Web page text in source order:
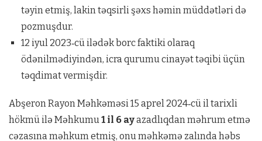
təyin etmiş, lakin təqsirli şəxs həmin müddətləri də
pozmuşdur.
12 iyul 2023‑cü ilədək borc faktiki olaraq
ödənilmədiyindən, icra qurumu cinayət təqibi üçün
təqdimat vermişdir.
Abşeron Rayon Məhkəməsi 15 aprel 2024‑cü il tarixli
hökmü ilə Məhkumu 1 il 6 ayazadlıqdan məhrum etmə
cəzasına məhkum etmiş, onu məhkəmə zalında həbs